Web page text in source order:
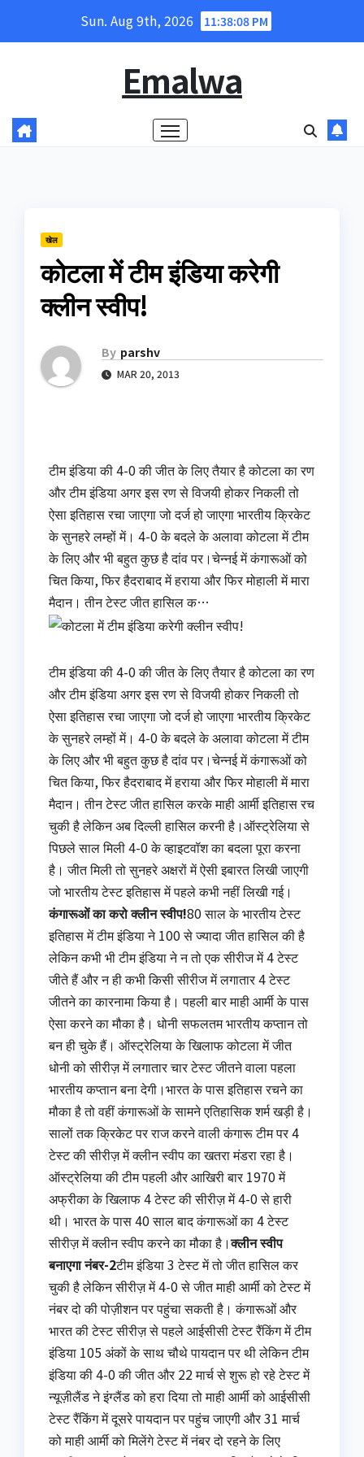
Sun. Aug 9th, 2026 11:38:08 PM
Emalwa
खेल
कोटला में टीम इंडिया करेगी
क्‍लीन स्‍वीप!
By parshv
MAR 20, 2013
टीम इंडिया की 4-0 की जीत के लिए तैयार है कोटला का रण
और टीम इंडिया अगर इस रण से विजयी होकर निकली तो
ऐसा इतिहास रचा जाएगा जो दर्ज हो जाएगा भारतीय क्रिकेट
के सुनहरे लम्हों में। 4-0 के बदले के अलावा कोटला में टीम
के लिए और भी बहुत कुछ है दांव पर।चेन्नई में कंगारूओं को
चित किया, फिर हैदराबाद में हराया और फिर मोहाली में मारा
मैदान। तीन टेस्ट जीत हासिल क…
टीम इंडिया की 4-0 की जीत के लिए तैयार है कोटला का रण
और टीम इंडिया अगर इस रण से विजयी होकर निकली तो
ऐसा इतिहास रचा जाएगा जो दर्ज हो जाएगा भारतीय क्रिकेट
के सुनहरे लम्हों में। 4-0 के बदले के अलावा कोटला में टीम
के लिए और भी बहुत कुछ है दांव पर।चेन्नई में कंगारूओं को
चित किया, फिर हैदराबाद में हराया और फिर मोहाली में मारा
मैदान। तीन टेस्ट जीत हासिल करके माही आर्मी इतिहास रच
चुकी है लेकिन अब दिल्ली हासिल करनी है।ऑस्ट्रेलिया से
पिछले साल मिली 4-0 के व्हाइटवॉश का बदला पूरा करना
है। जीत मिली तो सुनहरे अक्षरों में ऐसी इबारत लिखी जाएगी
जो भारतीय टेस्ट इतिहास में पहले कभी नहीं लिखी गई।
कंगारूओं का करो क्लीन स्वीप!80 साल के भारतीय टेस्ट
इतिहास में टीम इंडिया ने 100 से ज्यादा जीत हासिल की है
लेकिन कभी भी टीम इंडिया ने न तो एक सीरीज में 4 टेस्ट
जीते हैं और न ही कभी किसी सीरीज में लगातार 4 टेस्ट
जीतने का कारनामा किया है। पहली बार माही आर्मी के पास
ऐसा करने का मौका है। धोनी सफलतम भारतीय कप्तान तो
बन ही चुके हैं। ऑस्ट्रेलिया के खिलाफ कोटला में जीत
धोनी को सीरीज़ में लगातार चार टेस्ट जीतने वाला पहला
भारतीय कप्तान बना देगी।भारत के पास इतिहास रचने का
मौका है तो वहीं कंगारूओं के सामने एतिहासिक शर्म खड़ी है।
सालों तक क्रिकेट पर राज करने वाली कंगारू टीम पर 4
टेस्ट की सीरीज़ में क्लीन स्वीप का खतरा मंडरा रहा है।
ऑस्ट्रेलिया की टीम पहली और आखिरी बार 1970 में
अफ्रीका के खिलाफ 4 टेस्ट की सीरीज़ में 4-0 से हारी
थी। भारत के पास 40 साल बाद कंगारूओं का 4 टेस्ट
सीरीज़ में क्लीन स्वीप करने का मौका है।क्लीन स्वीप
बनाएगा नंबर-2टीम इंडिया 3 टेस्ट में तो जीत हासिल कर
चुकी है लेकिन सीरीज़ में 4-0 से जीत माही आर्मी को टेस्ट में
नंबर दो की पोज़ीशन पर पहुंचा सकती है। कंगारूओं और
भारत की टेस्ट सीरीज़ से पहले आईसीसी टेस्ट रैंकिंग में टीम
इंडिया 105 अंकों के साथ चौथे पायदान पर थी लेकिन टीम
इंडिया की 4-0 की जीत और 22 मार्च से शुरू हो रहे टेस्ट में
न्यूज़ीलैंड ने इंग्लैंड को हरा दिया तो माही आर्मी को आईसीसी
टेस्ट रैंकिंग में दूसरे पायदान पर पहुंच जाएगी और 31 मार्च
को माही आर्मी को मिलेंगे टेस्ट में नंबर दो रहने के लिए